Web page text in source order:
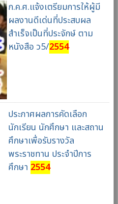
ก.ค.ศ.แจ้งเตรียมการให้ผู้มี
ผลงานดีเด่นที่ประสบผล
สำเร็จเป็นที่ประจักษ์ ตาม
หนังสือ ว5/2554
ประกาศผลการคัดเลือก
นักเรียน นักศึกษา และสถาน
ศึกษาเพื่อรับรางวัล
พระราชทาน ประจำปีการ
ศึกษา 2554